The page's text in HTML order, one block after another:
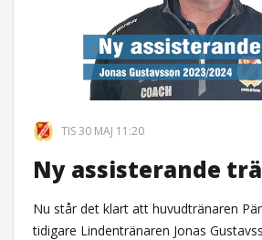
TIS 30 MAJ 11:20
Ny assisterande
Nu står det klart att huvudtränaren
tidigare Lindentränaren Jonas